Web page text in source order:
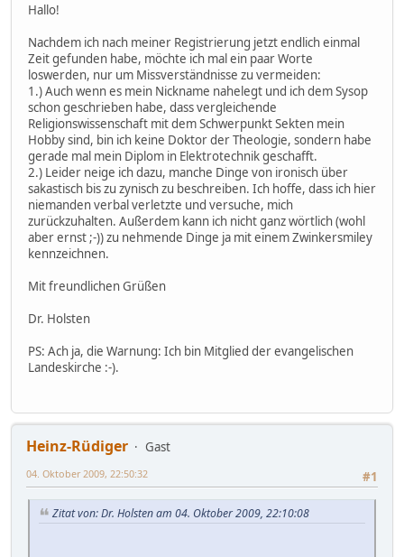
Hallo!
Nachdem ich nach meiner Registrierung jetzt endlich einmal
Zeit gefunden habe, möchte ich mal ein paar Worte
loswerden, nur um Missverständnisse zu vermeiden:
1.) Auch wenn es mein Nickname nahelegt und ich dem Sysop
schon geschrieben habe, dass vergleichende
Religionswissenschaft mit dem Schwerpunkt Sekten mein
Hobby sind, bin ich keine Doktor der Theologie, sondern habe
gerade mal mein Diplom in Elektrotechnik geschafft.
2.) Leider neige ich dazu, manche Dinge von ironisch über
sakastisch bis zu zynisch zu beschreiben. Ich hoffe, dass ich hier
niemanden verbal verletzte und versuche, mich
zurückzuhalten. Außerdem kann ich nicht ganz wörtlich (wohl
aber ernst ;-)) zu nehmende Dinge ja mit einem Zwinkersmiley
kennzeichnen.
Mit freundlichen Grüßen
Dr. Holsten
PS: Ach ja, die Warnung: Ich bin Mitglied der evangelischen
Landeskirche :-).
Heinz-Rüdiger
Gast
#1
04. Oktober 2009, 22:50:32
Zitat von: Dr. Holsten am 04. Oktober 2009, 22:10:08